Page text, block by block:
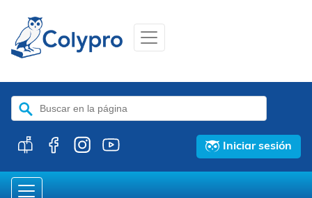
Buscar:
Iniciar sesión